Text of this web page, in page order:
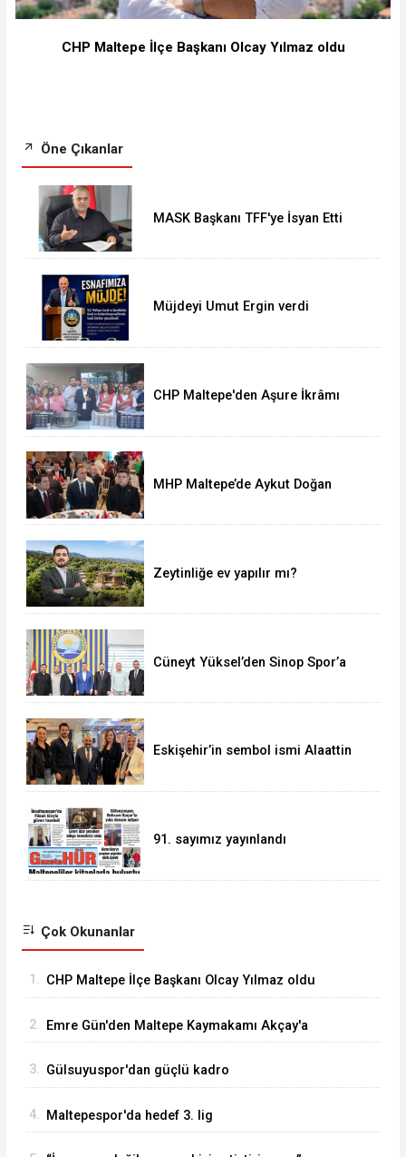
CHP Maltepe İlçe Başkanı Olcay Yılmaz oldu
Öne Çıkanlar
MASK Başkanı TFF'ye İsyan Etti
Müjdeyi Umut Ergin verdi
CHP Maltepe'den Aşure İkrâmı
MHP Maltepe’de Aykut Doğan
Zeytinliğe ev yapılır mı?
Cüneyt Yüksel’den Sinop Spor’a
Eskişehir’in sembol ismi Alaattin
91. sayımız yayınlandı
Çok Okunanlar
1. CHP Maltepe İlçe Başkanı Olcay Yılmaz oldu
2. Emre Gün'den Maltepe Kaymakamı Akçay'a
3. Gülsuyuspor'dan güçlü kadro
4. Maltepespor'da hedef 3. lig